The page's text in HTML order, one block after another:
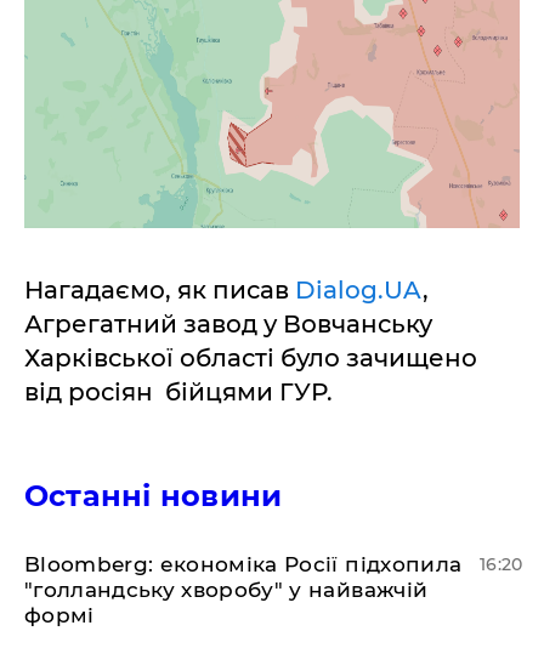
Нагадаємо, як писав Dialog.UA,
Агрегатний завод у Вовчанську
Харківської області було зачищено
від росіян бійцями ГУР.
Останні новини
Bloomberg: економіка Росії підхопила
"голландську хворобу" у найважчій
формі
16:20